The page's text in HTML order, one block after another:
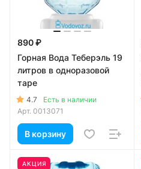
890 ₽
Горная Вода Теберэль 19
литров в одноразовой
таре
4.7
Есть в наличии
Арт. 0013071
В корзину
АКЦИЯ